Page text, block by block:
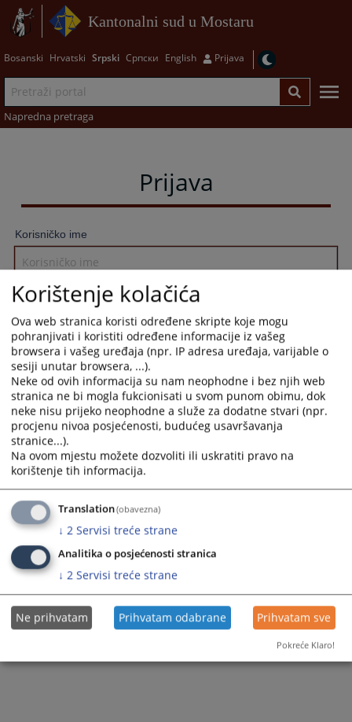
Kantonalni sud u Mostaru
Bosanski Hrvatski Srpski Српски English Prijava
Napredna pretraga
Prijava
Korisničko ime
Lozinka
Zapamti me
Prijava
Zaboravili ste lozinku?
Želite postati član?
Korištenje kolačića
Ova web stranica koristi određene skripte koje mogu
pohranjivati i koristiti određene informacije iz vašeg
browsera i vašeg uređaja (npr. IP adresa uređaja, varijable o
sesiji unutar browsera, ...).
Neke od ovih informacija su nam neophodne i bez njih web
stranica ne bi mogla fukcionisati u svom punom obimu, dok
neke nisu prijeko neophodne a služe za dodatne stvari (npr.
procjenu nivoa posjećenosti, budućeg usavršavanja
stranice...).
Na ovom mjestu možete dozvoliti ili uskratiti pravo na
korištenje tih informacija.
Translation(obavezna)
↓ 2 Servisi treće strane
Analitika o posjećenosti stranica
↓ 2 Servisi treće strane
Ne prihvatam Prihvatam odabrane Prihvatam sve
Pokreće Klaro!